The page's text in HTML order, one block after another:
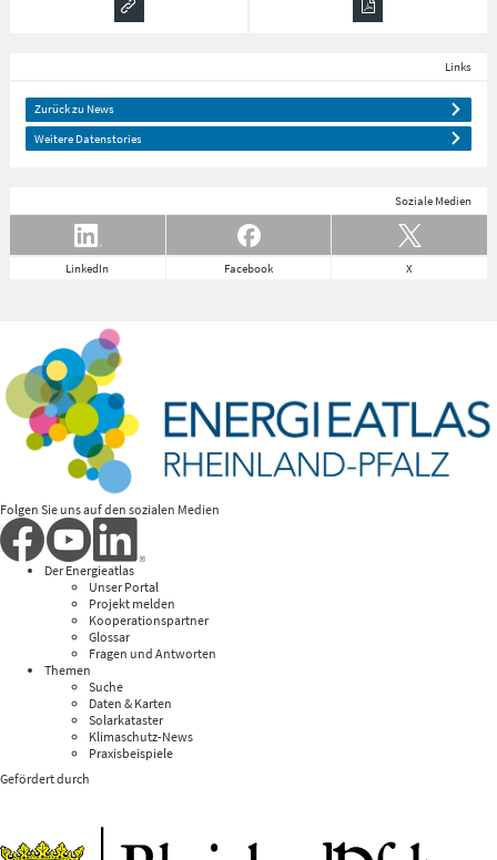
Links
Zurück zu News
Weitere Datenstories
Soziale Medien
LinkedIn Facebook X
Folgen Sie uns auf den sozialen Medien
Der Energieatlas
Unser Portal
Projekt melden
Kooperationspartner
Glossar
Fragen und Antworten
Themen
Suche
Daten & Karten
Solarkataster
Klimaschutz-News
Praxisbeispiele
Gefördert durch